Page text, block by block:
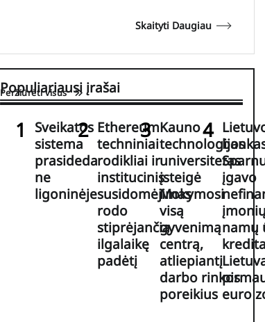
Skaityti Daugiau
Populiariausi įrašai
Peržiūrėti visus
Sveikatos
sistema
prasideda
ne
ligoninėje
Ethereum
techniniai
rodikliai ir
institucinis
susidomėjimas
rodo
stiprėjančią
ilgalaikę
padėtį
Kauno
technologijos
universitetas
įsteigė
Mokymosi
visą
gyvenimą
centrą,
atliepiantį
darbo rinkos
poreikius
įgavo
namų
euro